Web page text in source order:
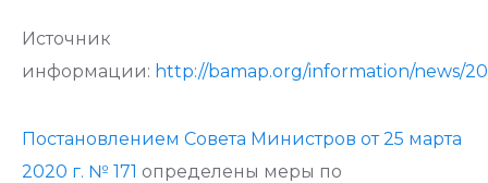
Источник
информации: http://bamap.org/information/news/
Постановлением Совета Министров от 25 марта
2020 г. № 171 определены меры по